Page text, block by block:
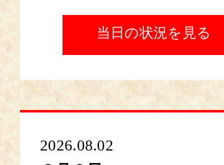
当日の状況を見る
2026.08.02